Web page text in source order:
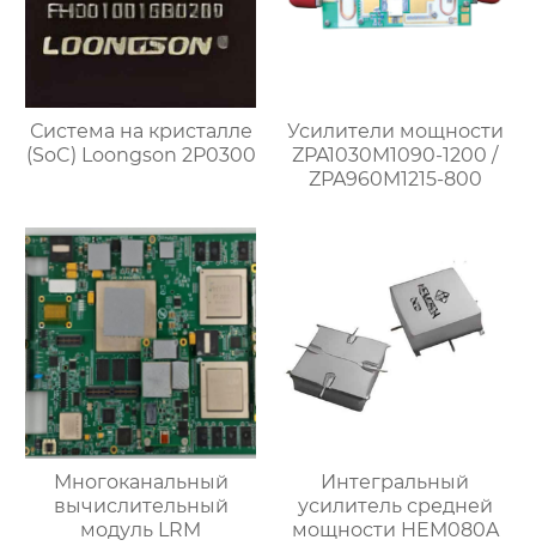
Система на кристалле
(SoC) Loongson 2P0300
Усилители мощности
ZPA1030M1090-1200 /
ZPA960M1215-800
Многоканальный
вычислительный
модуль LRM
Интегральный
усилитель средней
мощности HEM080A